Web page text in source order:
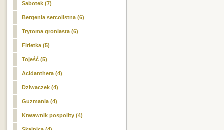
Sabotek (7)
Bergenia sercolistna (6)
Trytoma groniasta (6)
Firletka (5)
Tojeść (5)
Acidanthera (4)
Dziwaczek (4)
Guzmania (4)
Krwawnik pospolity (4)